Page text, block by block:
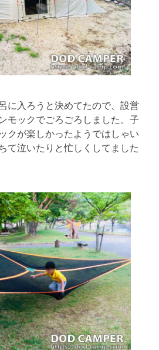
に入ろうと決めてたので、設営
モックでごろごろしました。子
クが楽しかったようではしゃい
て泣いたりと忙しくしてました